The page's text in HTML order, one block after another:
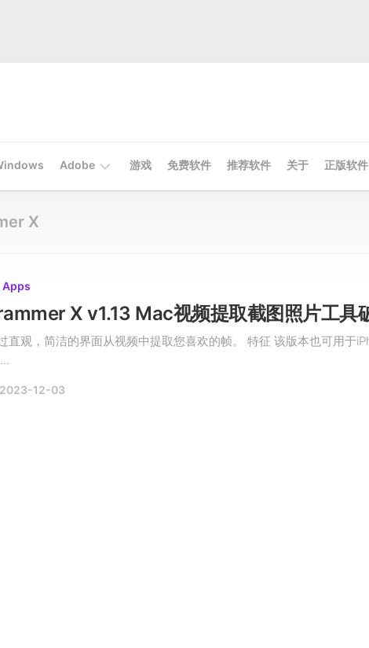
Adobe 游戏 免费软件 推荐软件 关于 正版软件
X
Apps
X v1.13 Mac视频提取截图照片工具
直观，简洁的界面从视频中提取您喜欢的帧。 特征 该版本也可用于
2023-12-03